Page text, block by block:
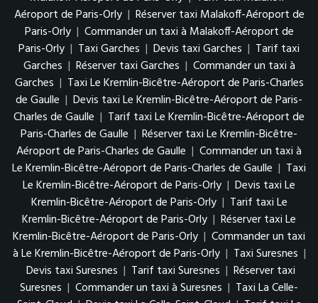
Aéroport de Paris-Orly | Réserver taxi Malakoff-Aéroport de
Paris-Orly | Commander un taxi à Malakoff-Aéroport de
Paris-Orly | Taxi Garches | Devis taxi Garches | Tarif taxi
Garches | Réserver taxi Garches | Commander un taxi à
Garches | Taxi Le Kremlin-Bicêtre-Aéroport de Paris-Charles
de Gaulle | Devis taxi Le Kremlin-Bicêtre-Aéroport de Paris-
Charles de Gaulle | Tarif taxi Le Kremlin-Bicêtre-Aéroport de
Paris-Charles de Gaulle | Réserver taxi Le Kremlin-Bicêtre-
Aéroport de Paris-Charles de Gaulle | Commander un taxi à
Le Kremlin-Bicêtre-Aéroport de Paris-Charles de Gaulle | Taxi
Le Kremlin-Bicêtre-Aéroport de Paris-Orly | Devis taxi Le
Kremlin-Bicêtre-Aéroport de Paris-Orly | Tarif taxi Le
Kremlin-Bicêtre-Aéroport de Paris-Orly | Réserver taxi Le
Kremlin-Bicêtre-Aéroport de Paris-Orly | Commander un taxi
à Le Kremlin-Bicêtre-Aéroport de Paris-Orly | Taxi Suresnes |
Devis taxi Suresnes | Tarif taxi Suresnes | Réserver taxi
Suresnes | Commander un taxi à Suresnes | Taxi La Celle-